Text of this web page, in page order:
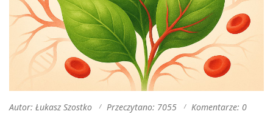
Autor: Łukasz Szostko Przeczytano: 7055 Komentarze: 0